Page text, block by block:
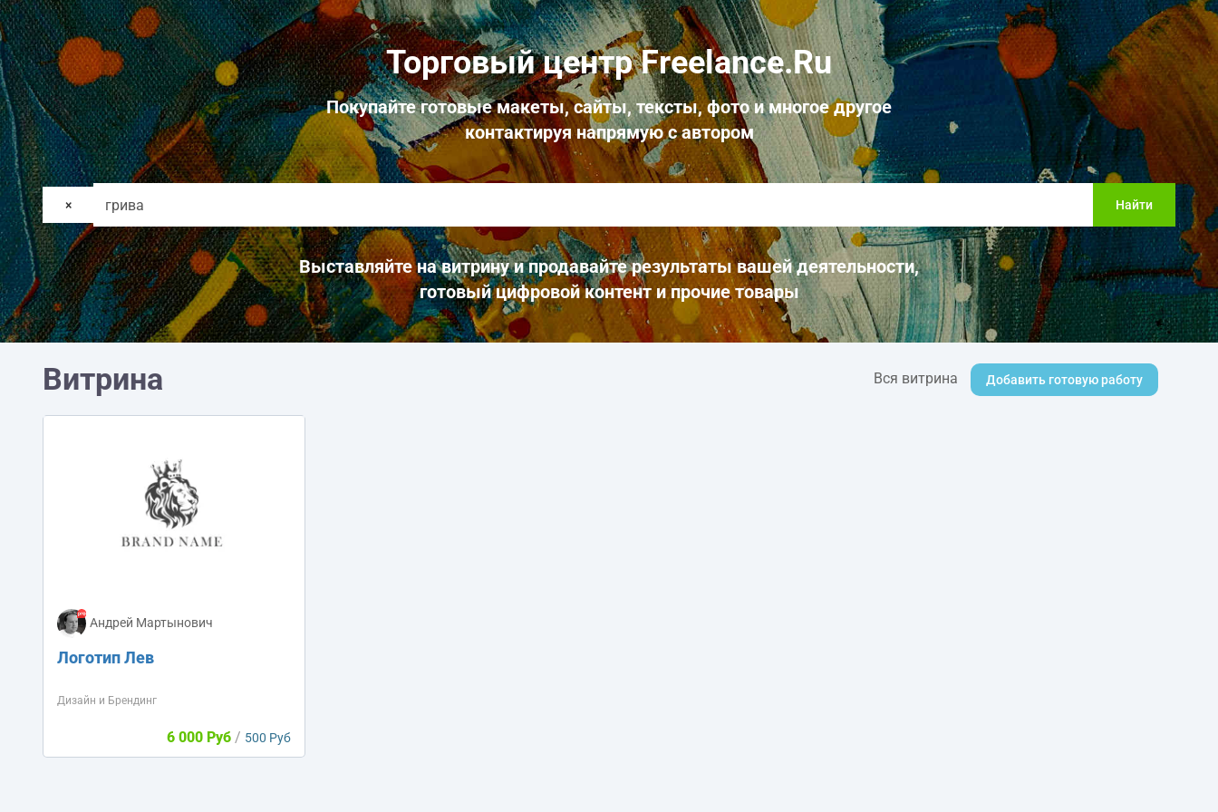
Торговый центр Freelance.Ru
Покупайте готовые макеты, сайты, тексты, фото и многое другое
контактируя напрямую с автором
× Найти
Выставляйте на витрину и продавайте результаты вашей деятельности,
готовый цифровой контент и прочие товары
Витрина Вся витрина Добавить готовую работу
Андрей Мартынович
Логотип Лев
Дизайн и Брендинг
6 000 Руб / 500 Руб